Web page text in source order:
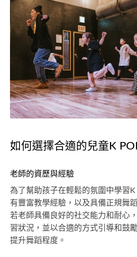
如何選擇合適的兒童K
老師的資歷與經驗
為了幫助孩子在輕鬆的氛圍中學習
有豐富教學經驗，以及具備正規舞
若老師具備良好的社交能力和耐心
習狀況，並以合適的方式引導和鼓
提升舞蹈程度。